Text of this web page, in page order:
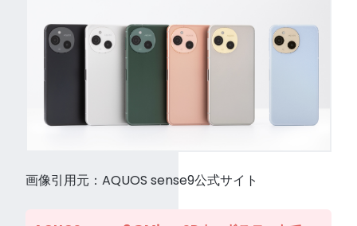
画像引用元：AQUOS sense9公式サイト